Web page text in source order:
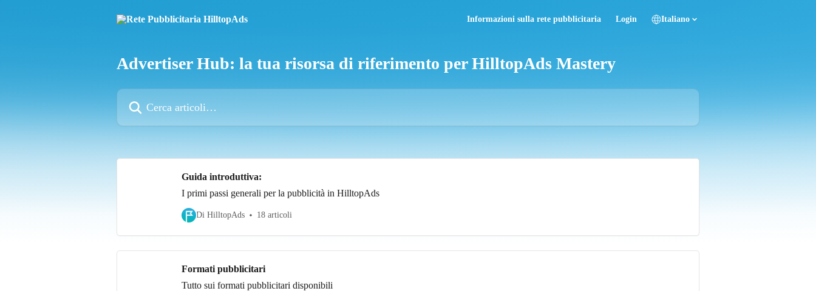
Informazioni sulla rete pubblicitaria Login Italiano
Advertiser Hub: la tua risorsa di riferimento per HilltopAds Mastery
Cerca articoli…
Guida introduttiva:
I primi passi generali per la pubblicità in HilltopAds
Di HilltopAds 18 articoli
Formati pubblicitari
Tutto sui formati pubblicitari disponibili